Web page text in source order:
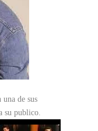
de sus
su publico.